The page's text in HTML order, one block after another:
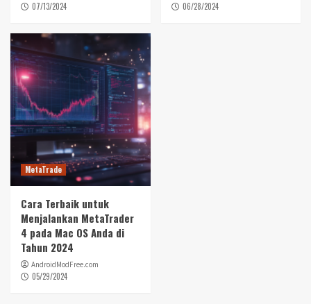
07/13/2024 06/28/2024
MetaTrade
Cara Terbaik untuk
Menjalankan MetaTrader
4 pada Mac OS Anda di
Tahun 2024
AndroidModFree.com
05/29/2024